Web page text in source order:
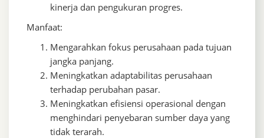
kinerja dan pengukuran progres.
Manfaat:
Mengarahkan fokus perusahaan pada tujuan
jangka panjang.
Meningkatkan adaptabilitas perusahaan
terhadap perubahan pasar.
Meningkatkan efisiensi operasional dengan
menghindari penyebaran sumber daya yang
tidak terarah.